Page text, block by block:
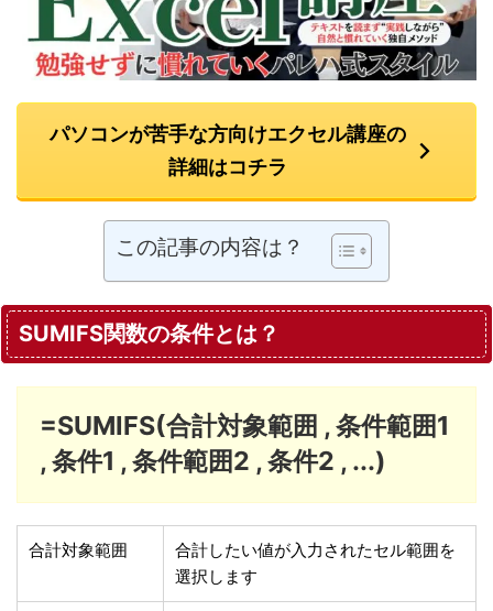
パソコンが苦手な方向けエクセル講座の
詳細はコチラ
この記事の内容は？
SUMIFS関数の条件とは？
=SUMIFS(合計対象範囲 , 条件範囲1
, 条件1 , 条件範囲2 , 条件2 , ...)
合計対象範囲
合計したい値が入力されたセル範囲を
選択します